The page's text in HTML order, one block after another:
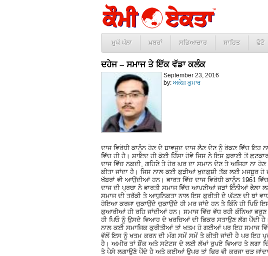
ਮੁਖੱ ਪੰਨਾ ਖ਼ਬਰਾਂ ਸਭਿਆਚਾਰ ਸਾਹਿਤ ਫੋਟੋ
ਦਹੇਜ – ਸਮਾਜ ਤੇ ਇੱਕ ਵੱਡਾ ਕਲੰਕ
September 23, 2016
by: ਅਕੇਸ਼ ਕੁਮਾਰ
ਦਾਜ ਵਿਰੋਧੀ ਕਾਨੂੰਨ ਹੋਣ ਦੇ ਬਾਵਜੂਦ ਦਾਜ ਲੈਣ ਦੇਣ ਨੂੰ ਰੋਕਣ ਵਿੱਚ ਇਹ
ਵਿੱਚ ਹੀ ਹੈ। ਸ਼ਾਇਦ ਹੀ ਕੋਈ ਹਿੱਸਾ ਹੋਵੇ ਜਿਸ ਨੇ ਇਸ ਬੁਰਾਈ ਤੋਂ
ਦਾਜ ਵਿੱਚ ਨਕਦੀ, ਗਹਿਣੇ ਤੇ ਹੋਰ ਘਰ ਦਾ ਸਮਾਨ ਦੇਣ ਤੇ ਅਜਿਹਾ ਨਾ
ਕੀਤਾ ਜਾਂਦਾ ਹੈ। ਜਿਸ ਨਾਲ ਕਈ ਕੁੜੀਆਂ ਖੁਦਕੁਸ਼ੀ ਤੱਕ ਲਈ ਮਜਬੂਰ
ਖੱਬਰਾਂ ਵੀ ਆਉਂਦੀਆਂ ਹਨ। ਭਾਰਤ ਵਿੱਚ ਦਾਜ ਵਿਰੋਧੀ ਕਾਨੂੰਨ 1961
ਦਾਜ ਦੀ ਪ੍ਰਥਾ ਨੇ ਭਾਰਤੀ ਸਮਾਜ ਵਿੱਚ ਆਪਣੀਆਂ ਜੜਾਂ ਇੰਨੀਆਂ ਫੈਲਾ
ਸਮਾਜ ਦੀ ਤਰੱਕੀ ਤੇ ਆਧੁਨਿਕਤਾ ਨਾਲ ਇਸ ਕੁਰੀਤੀ ਦੇ ਘੱਟਣ ਦੀ ਥਾਂ
ਹੋਇਆ ਕਰਜਾ ਚੁਕਾਉਂਦੇ ਚੁਕਾਉਂਦੇ ਹੀ ਮਰ ਜਾਂਦੇ ਹਨ ਤੇ ਕਿੰਨੇ ਹੀ ਪਿਓ
ਕੁਆਰੀਆਂ ਹੀ ਰਹਿ ਜਾਂਦੀਆਂ ਹਨ। ਸਮਾਜ ਵਿੱਚ ਵੱਧ ਰਹੀ ਕੰਨਿਆ
ਹੀ ਪਿਓ ਨੂੰ ਉਸਦੇ ਵਿਆਹ ਦੇ ਖਰਚਿਆਂ ਦੀ ਫਿਕਰ ਸਤਾਉਣ ਲੱਗ ਪੈਂਦੀ
ਨਾਲ ਕਈ ਸਮਾਜਿਕ ਕੁਰੀਤੀਆਂ ਤਾਂ ਖਤਮ ਹੋ ਗਈਆਂ ਪਰ ਇਹ ਸਮਾਜ
ਵੱਲੋਂ ਇਸ ਨੂੰ ਖਤਮ ਕਰਨ ਦੀ ਮੰਗ ਸਮੇਂ ਸਮੇਂ ਤੇ ਕੀਤੀ ਜਾਂਦੀ ਹੈ ਪਰ ਇਹ
ਹੈ। ਅਮੀਰ ਤਾਂ ਸ਼ੌਂਕ ਅਤੇ ਸਟੇਟਸ ਦੇ ਲਈ ਲੱਖਾਂ ਰੁਪਏ ਵਿਆਹ ਤੇ ਲਗਾ
ਤੇ ਪੈਸੇ ਲਗਾਉਣੇ ਪੈਂਦੇ ਹੈ ਅਤੇ ਕਈਆਂ ਉਪਰ ਤਾਂ ਫਿਰ ਵੀ ਕਰਜਾ ਚੜ